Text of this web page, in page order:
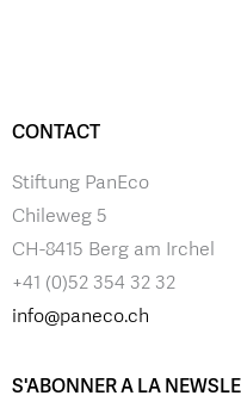
CONTACT
Stiftung PanEco
Chileweg 5
CH-8415 Berg am Irchel
+41 (0)52 354 32 32
info@paneco.ch
S'ABONNER A LA